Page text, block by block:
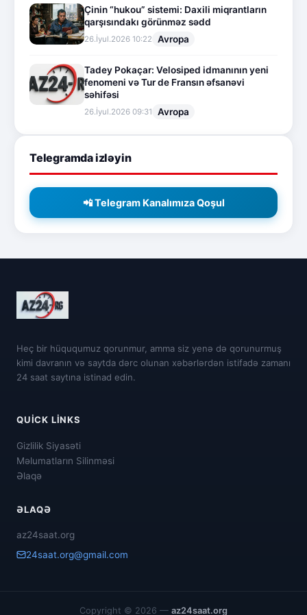
Çinin “hukou” sistemi: Daxili miqrantların
qarşısındakı görünməz sədd
26.İyul.2026 10:22 Avropa
Tadey Pokaçar: Velosiped idmanının yeni
fenomeni və Tur de Fransın əfsanəvi
səhifəsi
26.İyul.2026 09:31 Avropa
Telegramda izləyin
📲 Telegram Kanalımıza Qoşul
Heç bir hüququmuz qorunmur, amma siz yenə də qorunurmuş
kimi davranın və saytda dərc olunan xəbərlərdən istifadə zamanı
24 saat saytına istinad edin.
QUICK LINKS
Gizlilik Siyasəti
Məlumatların Silinməsi
Əlaqə
ƏLAQƏ
az24saat.org
24saat.org@gmail.com
Copyright © 2026 — az24saat.org